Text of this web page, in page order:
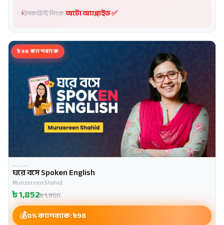
ডিসকাউন্ট লিংক:অটো অ্যাপ্লাইড ✅
৳98 ক্যাশব্যাক
ঘরে বসে Spoken English
Munzereen Shahid
৳1,852৳1,950
৫% ক্যাশব্যাক: ৳98